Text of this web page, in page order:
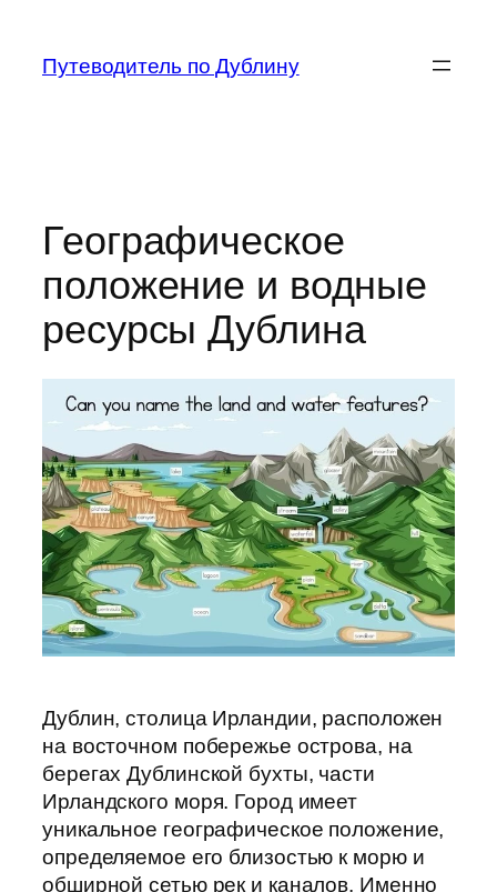
содержимому
Путеводитель по Дублину
Географическое
положение и водные
ресурсы Дублина
Дублин, столица Ирландии, расположен
на восточном побережье острова, на
берегах Дублинской бухты, части
Ирландского моря. Город имеет
уникальное географическое положение,
определяемое его близостью к морю и
обширной сетью рек и каналов. Именно